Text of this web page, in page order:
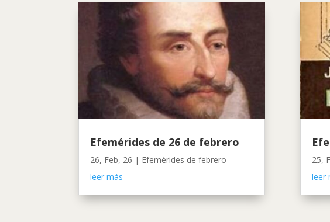
Efemérides de 26 de febrero
26, Feb, 26 | Efemérides de febrero
leer más
25,
leer